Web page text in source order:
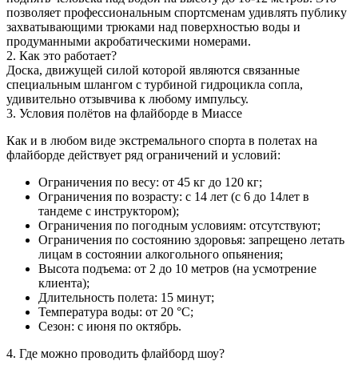
позволяет профессиональным спортсменам удивлять публику
захватывающими трюками над поверхностью воды и
продуманными акробатическими номерами.
2. Как это работает?
Доска, движущей силой которой являются связанные
специальным шлангом с турбиной гидроцикла сопла,
удивительно отзывчива к любому импульсу.
3. Условия полётов на флайборде в Миассе
Как и в любом виде экстремального спорта в полетах на
флайборде действует ряд ограничений и условий:
Ограничения по весу: от 45 кг до 120 кг;
Ограничения по возрасту: с 14 лет (с 6 до 14лет в
тандеме с инструктором);
Ограничения по погодным условиям: отсутствуют;
Ограничения по состоянию здоровья: запрещено летать
лицам в состоянии алкогольного опьянения;
Высота подъема: от 2 до 10 метров (на усмотрение
клиента);
Длительность полета: 15 минут;
Температура воды: от 20 °С;
Сезон: с июня по октябрь.
4. Где можно проводить флайборд шоу?